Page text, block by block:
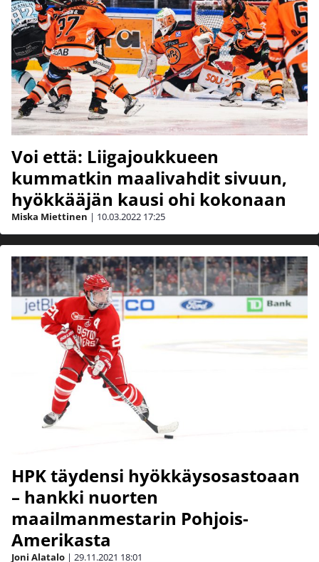
Voi että: Liigajoukkueen
kummatkin maalivahdit sivuun,
hyökkääjän kausi ohi kokonaan
Miska Miettinen | 10.03.2022 17:25
HPK täydensi hyökkäysosastoaan
– hankki nuorten
maailmanmestarin Pohjois-
Amerikasta
Joni Alatalo | 29.11.2021 18:01